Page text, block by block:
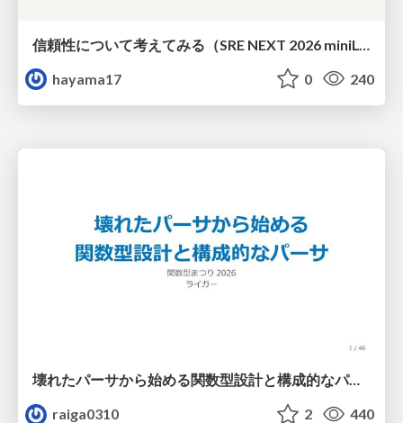
hayama17
0 240
壊れたパーサから始める関数型設計と構成的なパーサ #fp_matsuri
raiga0310
2 440